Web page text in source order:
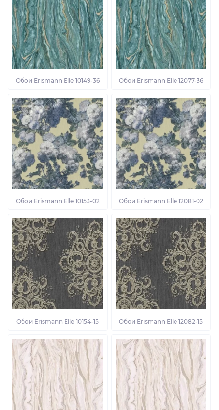
Обои Erismann Elle 10149-36 Обои Erismann Elle 12077-36
Обои Erismann Elle 10153-02 Обои Erismann Elle 12081-02
Обои Erismann Elle 10154-15 Обои Erismann Elle 12082-15